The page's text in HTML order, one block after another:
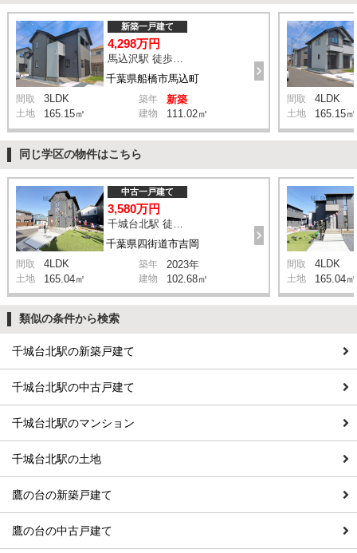
千葉県船橋市馬込町
新築一戸建て
4,298万円
馬込沢駅 徒歩17分
間取 3LDK 築年 新築
土地 165.15㎡ 建物 111.02㎡
間取 4LDK
土地 165.15㎡
同じ学区の物件はこちら
千葉県四街道市吉岡
中古一戸建て
3,580万円
間取 4LDK 築年 2023年
土地 165.04㎡ 建物 102.68㎡
間取 4LDK
土地 165.04㎡
類似の条件から検索
千城台北駅の新築戸建て
千城台北駅の中古戸建て
千城台北駅のマンション
千城台北駅の土地
鷹の台の新築戸建て
鷹の台の中古戸建て